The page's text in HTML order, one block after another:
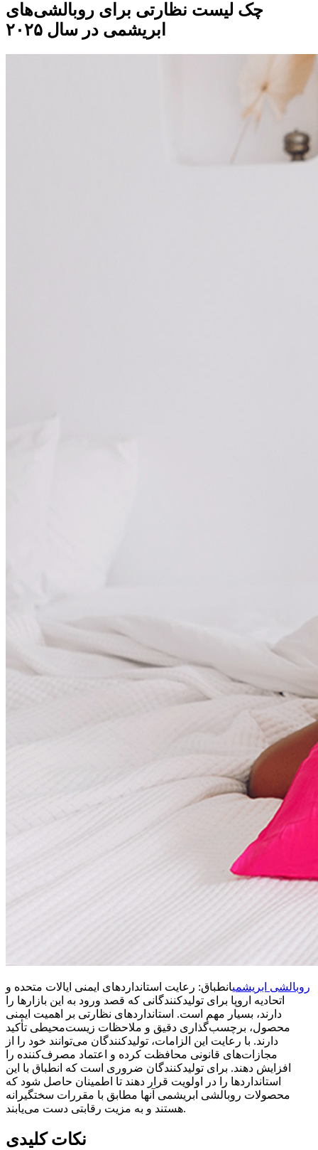
چک لیست نظارتی برای روبالشی‌های
ابریشمی در سال ۲۰۲۵
روبالشی ابریشمیانطباق: رعایت استانداردهای ایمنی ایالات متحده و
اتحادیه اروپا برای تولیدکنندگانی که قصد ورود به این بازارها را
دارند، بسیار مهم است. استانداردهای نظارتی بر اهمیت ایمنی
محصول، برچسب‌گذاری دقیق و ملاحظات زیست‌محیطی تأکید
دارند. با رعایت این الزامات، تولیدکنندگان می‌توانند خود را از
مجازات‌های قانونی محافظت کرده و اعتماد مصرف‌کننده را
افزایش دهند. برای تولیدکنندگان ضروری است که انطباق با این
استانداردها را در اولویت قرار دهند تا اطمینان حاصل شود که
محصولات روبالشی ابریشمی آنها مطابق با مقررات سختگیرانه
هستند و به مزیت رقابتی دست می‌یابند.
نکات کلیدی